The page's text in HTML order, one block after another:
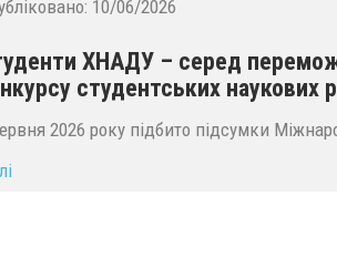
10/06/2026
ХНАДУ – серед
студентських наукових
2026 року підбито підсумки